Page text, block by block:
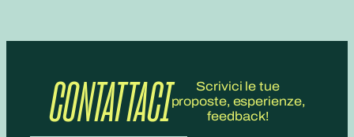
CONTATTACI
Scrivici le tue
proposte, esperienze,
feedback!